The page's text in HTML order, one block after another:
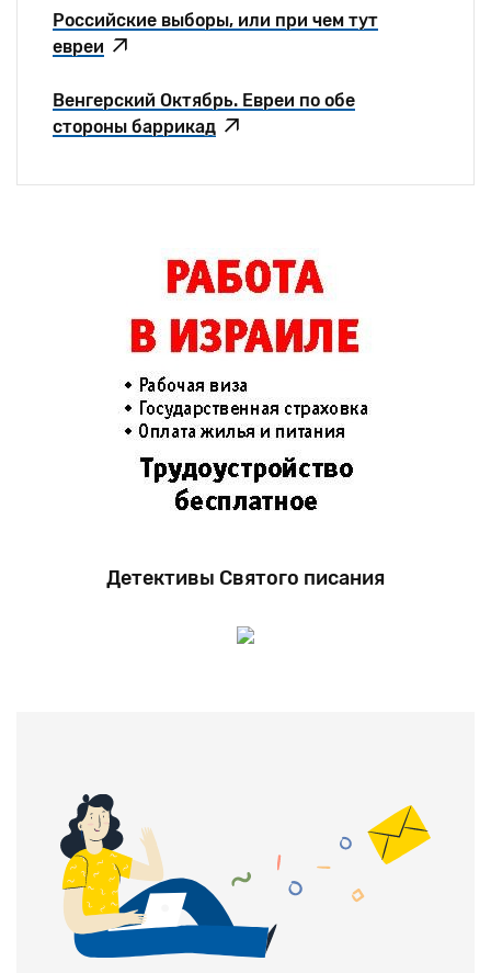
Российские выборы, или при чем тут
евреи
Венгерский Октябрь. Евреи по обе
стороны баррикад
Детективы Святого писания